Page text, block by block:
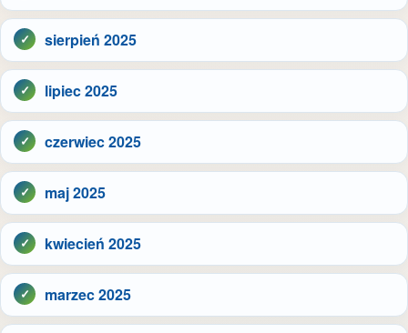
sierpień 2025
lipiec 2025
czerwiec 2025
maj 2025
kwiecień 2025
marzec 2025